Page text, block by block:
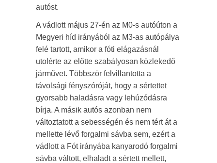
autóst.
A vádlott május 27-én az M0-s autóúton a
Megyeri híd irányából az M3-as autópálya
felé tartott, amikor a fóti elágazásnál
utolérte az előtte szabályosan közlekedő
járművet. Többször felvillantotta a
távolsági fényszóróját, hogy a sértettet
gyorsabb haladásra vagy lehúzódásra
bírja. A másik autós azonban nem
változtatott a sebességén és nem tért át a
mellette lévő forgalmi sávba sem, ezért a
vádlott a Fót irányába kanyarodó forgalmi
sávba váltott, elhaladt a sértett mellett,